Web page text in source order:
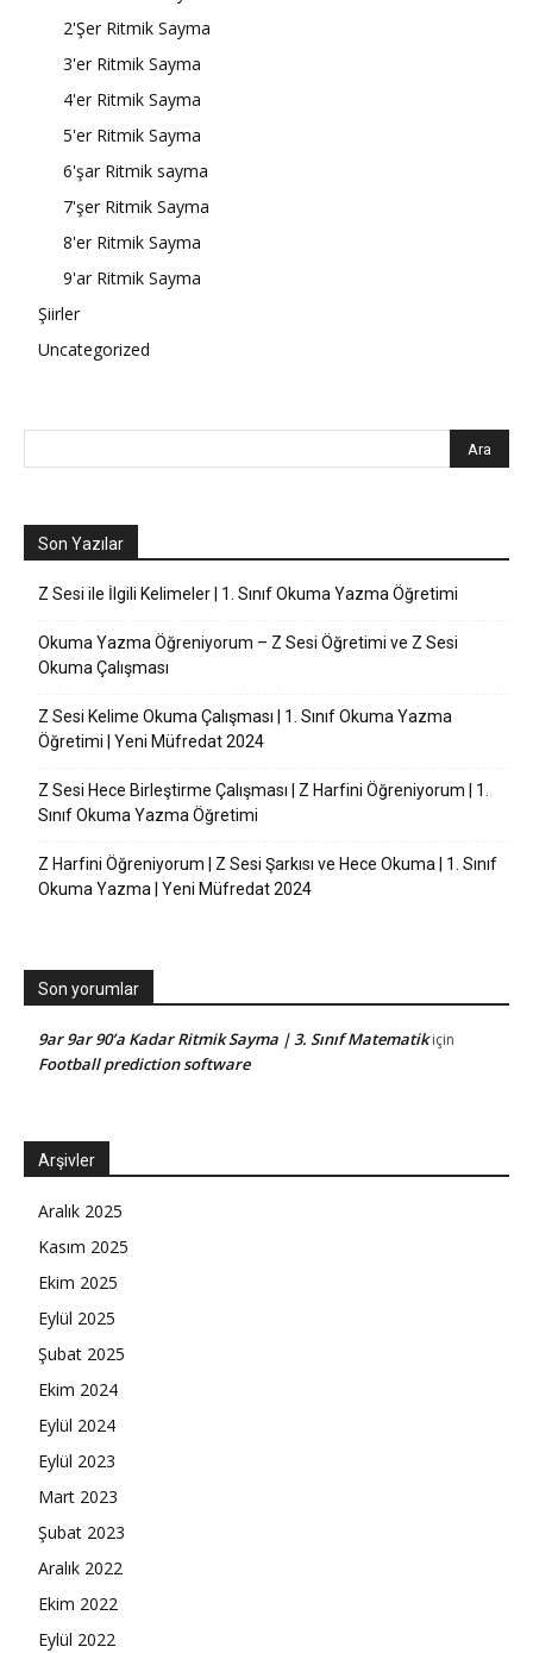
2'Şer Ritmik Sayma
3'er Ritmik Sayma
4'er Ritmik Sayma
5'er Ritmik Sayma
6'şar Ritmik sayma
7'şer Ritmik Sayma
8'er Ritmik Sayma
9'ar Ritmik Sayma
Şiirler
Uncategorized
Son Yazılar
Z Sesi ile İlgili Kelimeler | 1. Sınıf Okuma Yazma Öğretimi
Okuma Yazma Öğreniyorum – Z Sesi Öğretimi ve Z Sesi
Okuma Çalışması
Z Sesi Kelime Okuma Çalışması | 1. Sınıf Okuma Yazma
Öğretimi | Yeni Müfredat 2024
Z Sesi Hece Birleştirme Çalışması | Z Harfini Öğreniyorum | 1.
Sınıf Okuma Yazma Öğretimi
Z Harfini Öğreniyorum | Z Sesi Şarkısı ve Hece Okuma | 1. Sınıf
Okuma Yazma | Yeni Müfredat 2024
Son yorumlar
9ar 9ar 90’a Kadar Ritmik Sayma | 3. Sınıf Matematikiçin
Football prediction software
Arşivler
Aralık 2025
Kasım 2025
Ekim 2025
Eylül 2025
Şubat 2025
Ekim 2024
Eylül 2024
Eylül 2023
Mart 2023
Şubat 2023
Aralık 2022
Ekim 2022
Eylül 2022